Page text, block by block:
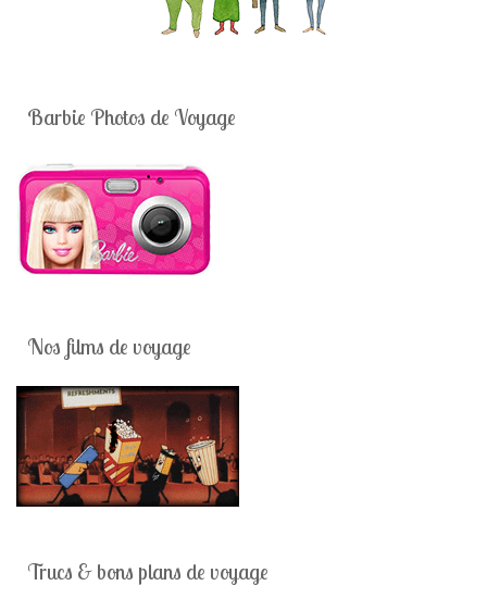
Barbie Photos de Voyage
Nos films de voyage
Trucs & bons plans de voyage